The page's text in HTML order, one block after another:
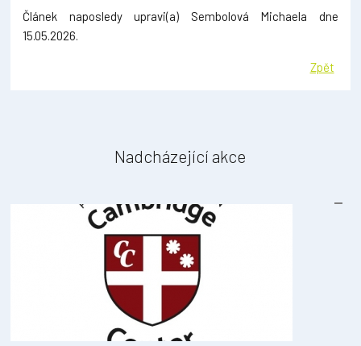
Článek naposledy upravi(a) Sembolová Michaela dne
15.05.2026.
Zpět
Nadcházející akce